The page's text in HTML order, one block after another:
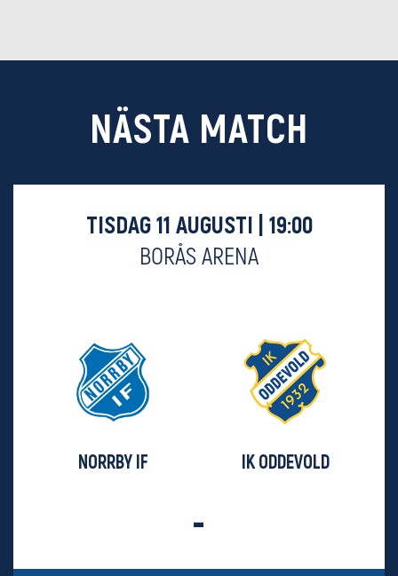
NÄSTA MATCH
TISDAG 11 AUGUSTI | 19:00
BORÅS ARENA
NORRBY IF IK ODDEVOLD
-